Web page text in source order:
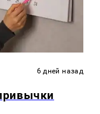
6 дней назад